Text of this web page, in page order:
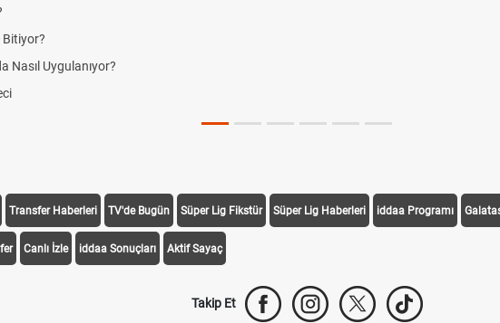
Transfer Haberleri TV'de Bugün Süper Lig Fikstür Süper Lig Haberleri iddaa Programı
Canlı İzle iddaa Sonuçları Aktif Sayaç
Takip Et